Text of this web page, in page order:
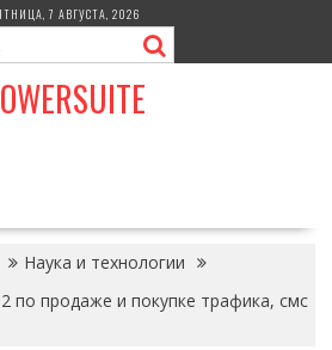
7 АВГУСТА, 2026
Наука и технологии
по продаже и покупке трафика, смс